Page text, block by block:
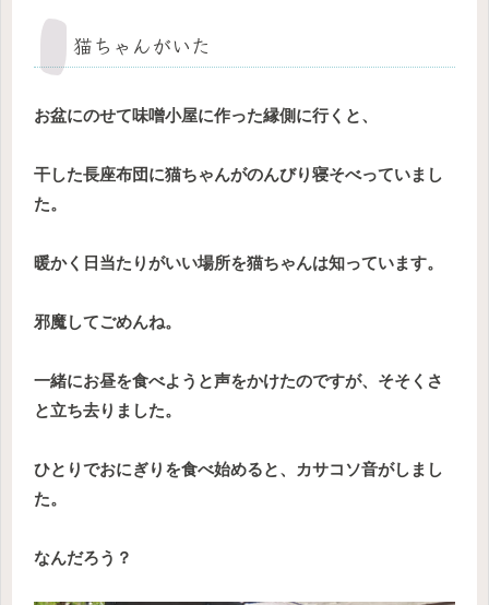
猫ちゃんがいた
お盆にのせて味噌小屋に作った縁側に行くと、
干した長座布団に猫ちゃんがのんびり寝そべっていまし
た。
暖かく日当たりがいい場所を猫ちゃんは知っています。
邪魔してごめんね。
一緒にお昼を食べようと声をかけたのですが、そそくさ
と立ち去りました。
ひとりでおにぎりを食べ始めると、カサコソ音がしまし
た。
なんだろう？